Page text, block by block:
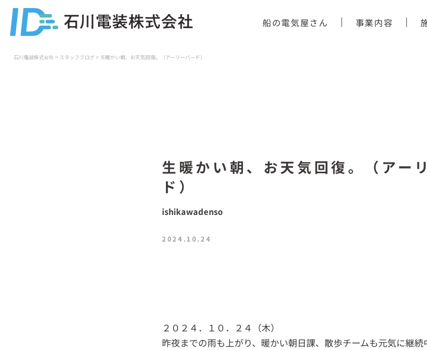
船の電気屋さん 事業内容
石川電装株式会社 > スタッフブログ > 生暖かい朝、お天気回復。（アーリーバード）
生暖かい朝、お天気回復。（アー
ド）
ishikawadenso
2024.10.24
２０２４．１０．２４（木）
昨夜までの雨も上がり、暖かい朝日課、散歩チームも元気に継続